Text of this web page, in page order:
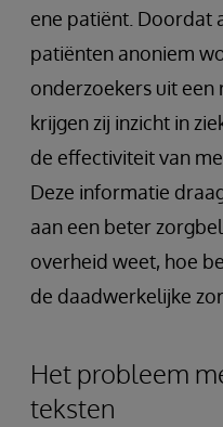
ene patiënt. Doordat
patiënten anoniem
onderzoekers uit een
krijgen zij inzicht in
de effectiviteit van
Deze informatie
aan een beter
overheid weet, hoe
de daadwerkelijke
Het probleem
teksten